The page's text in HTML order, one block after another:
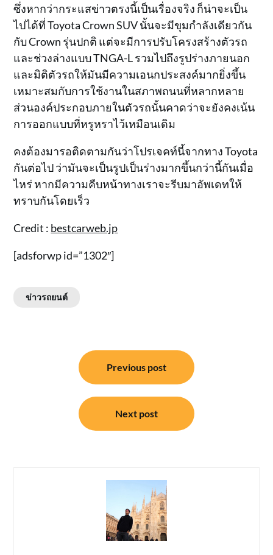
ซึ่งหากว่ากระแสข่าวตรงนี้เป็นเรื่องจริง ก็น่าจะเป็น
ไปได้ที่ Toyota Crown SUV นั้นจะมีขุมกำลังเดียวกัน
กับ Crown รุ่นปกติ แต่จะมีการปรับโครงสร้างตัวรถ
และช่วงล่างแบบ TNGA-L รวมไปถึงรูปร่างภายนอก
และมิติตัวรถให้มันมีความเอนกประสงค์มากยิ่งขึ้น
เหมาะสมกับการใช้งานในสภาพถนนที่หลากหลาย
ส่วนองค์ประกอบภายในตัวรถนั้นคาดว่าจะยังคงเน้น
การออกแบบที่หรูหราไว้เหมือนเดิม
คงต้องมารอติดตามกันว่าโปรเจคท์นี้จากทาง Toyota
กันต่อไป ว่ามันจะเป็นรูปเป็นร่างมากขึ้นกว่านี้กันเมื่อ
ไหร่ หากมีความคืบหน้าทางเราจะรีบมาอัพเดทให้
ทราบกันโดยเร็ว
Credit : bestcarweb.jp
[adsforwp id=”1302″]
ข่าวรถยนต์
Previous post
Next post